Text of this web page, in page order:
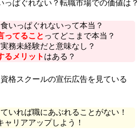
っぱぐれない？転職市場での価値は
いっぱぐれないって本当？
ってること ってどこまで本当？
実務未経験だと意味なし？
るメリット はある？
格スクールの宣伝広告を見ている
いれば職にあぶれることがない！
ャリアアップしよう！